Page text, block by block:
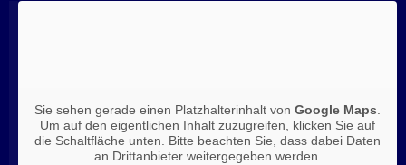
Sie sehen gerade einen Platzhalterinhalt von Google Maps
Um auf den eigentlichen Inhalt zuzugreifen, klicken Sie auf
die Schaltfläche unten. Bitte beachten Sie, dass dabei Daten
an Drittanbieter weitergegeben werden.